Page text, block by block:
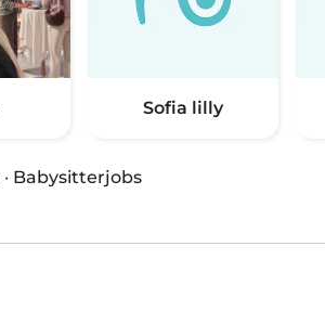
Sofia lilly
· Babysitterjobs